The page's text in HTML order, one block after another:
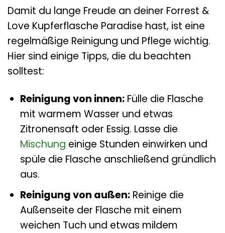
Damit du lange Freude an deiner Forrest &
Love Kupferflasche Paradise hast, ist eine
regelmäßige Reinigung und Pflege wichtig.
Hier sind einige Tipps, die du beachten
solltest:
Reinigung von innen:Fülle die Flasche
mit warmem Wasser und etwas
Zitronensaft oder Essig. Lasse die
Mischung einige Stunden einwirken und
spüle die Flasche anschließend gründlich
aus.
Reinigung von außen:Reinige die
Außenseite der Flasche mit einem
weichen Tuch und etwas mildem